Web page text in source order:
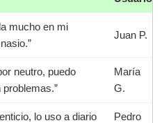
mucho en mi
Juan P.
neutro, puedo
María
G.
lo uso a diario
Pedro